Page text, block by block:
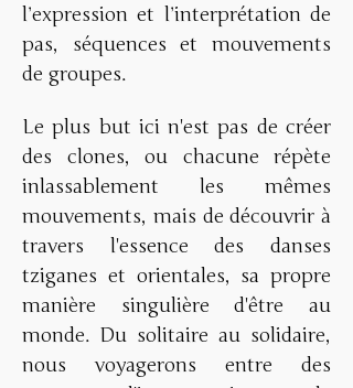
l’expression et l’interprétation de
pas, séquences et mouvements
de groupes.
Le plus but ici n'est pas de créer
des clones, ou chacune répète
inlassablement les mêmes
mouvements, mais de découvrir à
travers l'essence des danses
tziganes et orientales, sa propre
manière singulière d'être au
monde. Du solitaire au solidaire,
nous voyagerons entre des